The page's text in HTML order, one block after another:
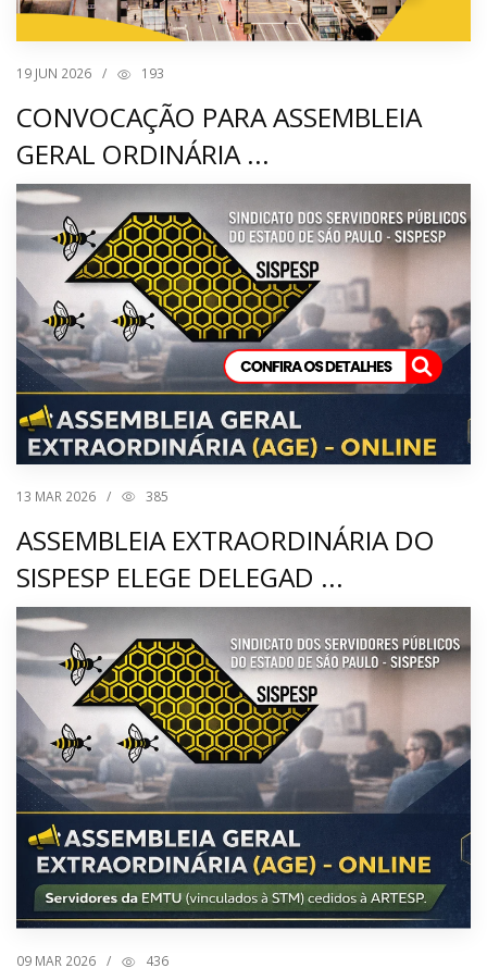
19 JUN 2026 / 193
CONVOCAÇÃO PARA ASSEMBLEIA
GERAL ORDINÁRIA ...
13 MAR 2026 / 385
ASSEMBLEIA EXTRAORDINÁRIA DO
SISPESP ELEGE DELEGAD ...
09 MAR 2026 / 436